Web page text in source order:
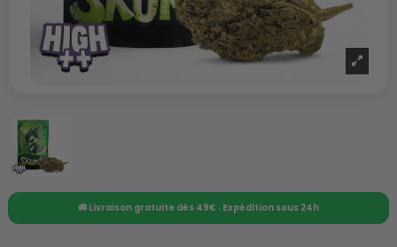
🚚 Livraison gratuite dès 49€ · Expédition sous 24h